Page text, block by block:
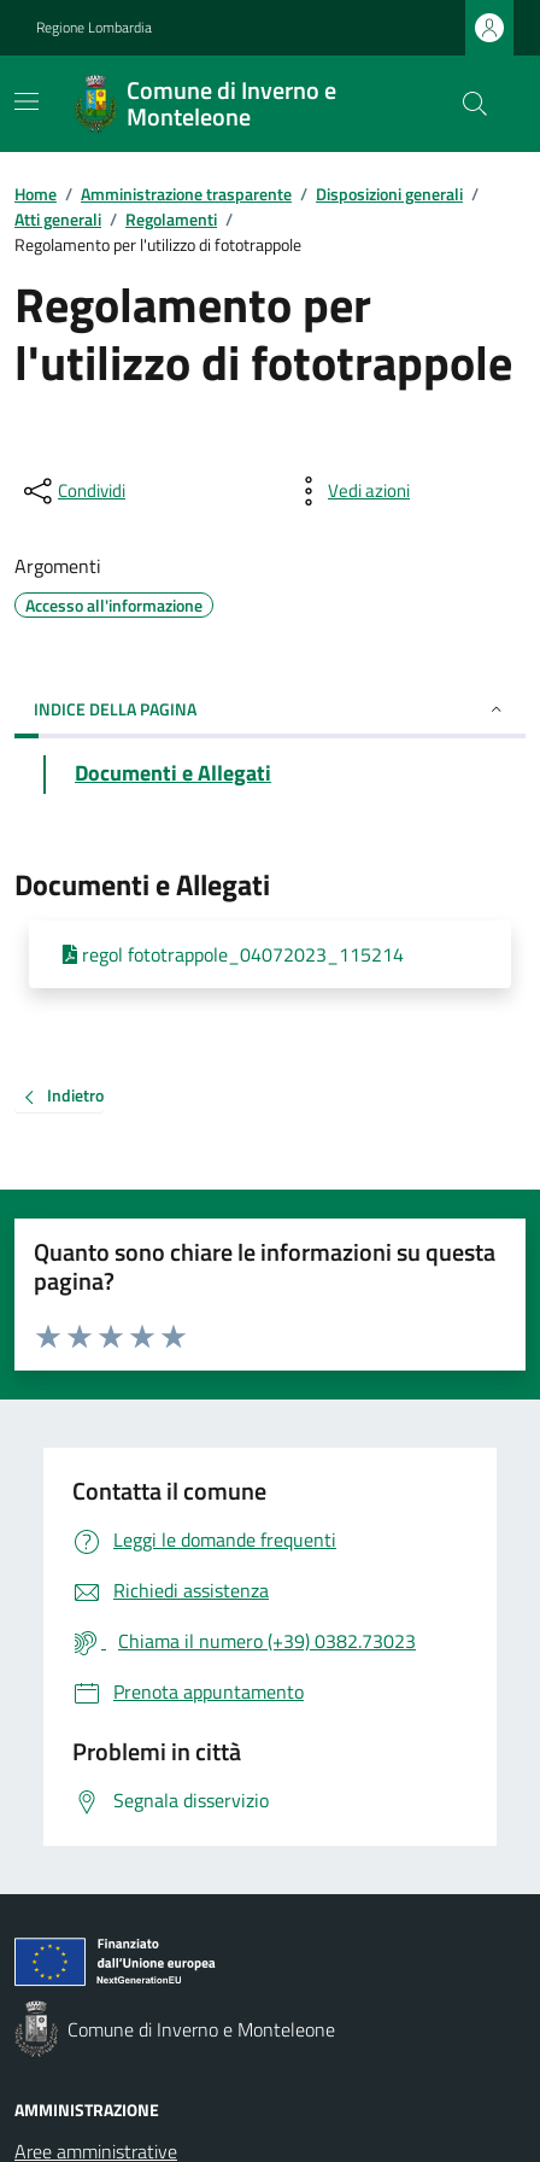
Regione Lombardia
Comune di Inverno e
Monteleone
Home / Amministrazione trasparente / Disposizioni generali /
Atti generali / Regolamenti /
Regolamento per l'utilizzo di fototrappole
Regolamento per
l'utilizzo di fototrappole
Condividi Vedi azioni
Argomenti
Accesso all'informazione
INDICE DELLA PAGINA
Documenti e Allegati
Documenti e Allegati
regol fototrappole_04072023_115214
Indietro
Quanto sono chiare le informazioni su questa
pagina?
Valuta da 1 a 5 stelle la pagina
Valuta 5 stelle su 5
Valuta 4 stelle su 5
Valuta 3 stelle su 5
Valuta 2 stelle su 5
Valuta 1 stelle su 5
Contatta il comune
Leggi le domande frequenti
Richiedi assistenza
Chiama il numero (+39) 0382.73023
Prenota appuntamento
Problemi in città
Segnala disservizio
Comune di Inverno e Monteleone
AMMINISTRAZIONE
Aree amministrative